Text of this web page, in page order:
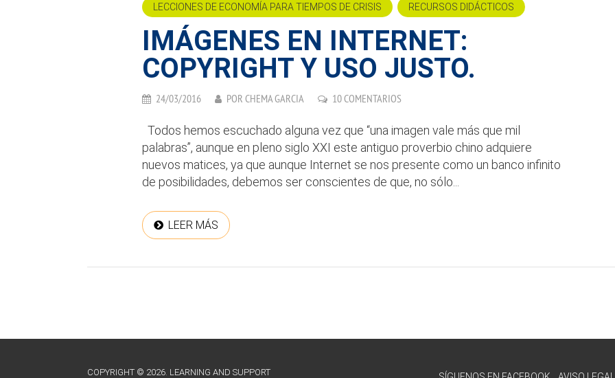
LECCIONES DE ECONOMÍA PARA TIEMPOS DE CRISIS RECURSOS DIDÁCTICOS
IMÁGENES EN INTERNET:
COPYRIGHT Y USO JUSTO.
24/03/2016 POR CHEMA GARCIA 10 COMENTARIOS
Todos hemos escuchado alguna vez que “una imagen vale más que mil
palabras”, aunque en pleno siglo XXI este antiguo proverbio chino adquiere
nuevos matices, ya que aunque Internet se nos presente como un banco infinito
de posibilidades, debemos ser conscientes de que, no sólo...
LEER MÁS
COPYRIGHT © 2026. LEARNING AND SUPPORT